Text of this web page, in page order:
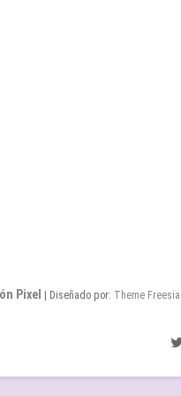
Pixel | Diseñado por: Theme Freesia